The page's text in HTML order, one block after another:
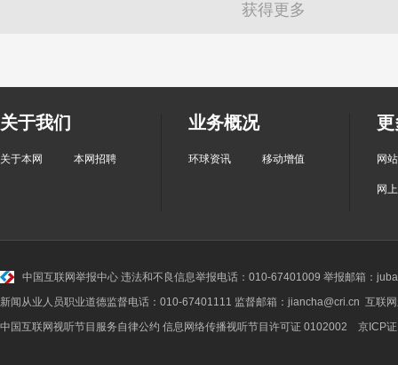
获得更多
关于我们
关于本网 本网招聘
业务概况
环球资讯 移动增值 网
网
中国互联网举报中心 违法和不良信息举报电话：010-67401009 举报邮箱：
新闻从业人员职业道德监督电话：010-67401111 监督邮箱：jiancha@cri.cn 互联
中国互联网视听节目服务自律公约 信息网络传播视听节目许可证 0102002 京ICP